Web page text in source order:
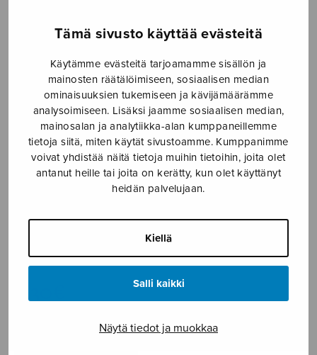
Tämä sivusto käyttää evästeitä
Käytämme evästeitä tarjoamamme sisällön ja
mainosten räätälöimiseen, sosiaalisen median
ominaisuuksien tukemiseen ja kävijämäärämme
analysoimiseen. Lisäksi jaamme sosiaalisen median,
mainosalan ja analytiikka-alan kumppaneillemme
tietoja siitä, miten käytät sivustoamme. Kumppanimme
voivat yhdistää näitä tietoja muihin tietoihin, joita olet
antanut heille tai joita on kerätty, kun olet käyttänyt
heidän palvelujaan.
Kiellä
Salli kaikki
Näytä tiedot ja muokkaa
laulua mieskuorolle
mieskuorolle
Sermilä Jarmo